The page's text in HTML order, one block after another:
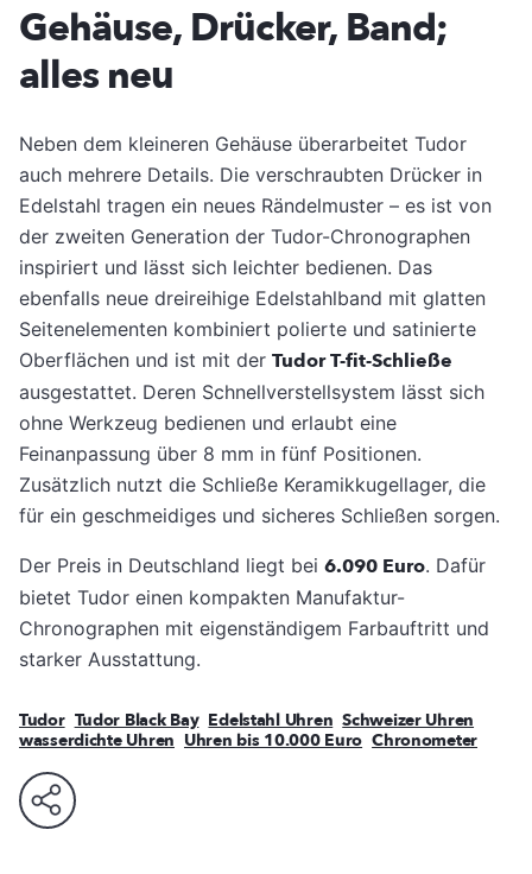
Gehäuse, Drücker, Band;
alles neu
Neben dem kleineren Gehäuse überarbeitet Tudor
auch mehrere Details. Die verschraubten Drücker in
Edelstahl tragen ein neues Rändelmuster – es ist von
der zweiten Generation der Tudor-Chronographen
inspiriert und lässt sich leichter bedienen. Das
ebenfalls neue dreireihige Edelstahlband mit glatten
Seitenelementen kombiniert polierte und satinierte
Oberflächen und ist mit der Tudor T-fit-Schließe
ausgestattet. Deren Schnellverstellsystem lässt sich
ohne Werkzeug bedienen und erlaubt eine
Feinanpassung über 8 mm in fünf Positionen.
Zusätzlich nutzt die Schließe Keramikkugellager, die
für ein geschmeidiges und sicheres Schließen sorgen.
Der Preis in Deutschland liegt bei 6.090 Euro. Dafür
bietet Tudor einen kompakten Manufaktur-
Chronographen mit eigenständigem Farbauftritt und
starker Ausstattung.
Tudor Tudor Black Bay Edelstahl Uhren Schweizer Uhren
wasserdichte Uhren Uhren bis 10.000 Euro Chronometer